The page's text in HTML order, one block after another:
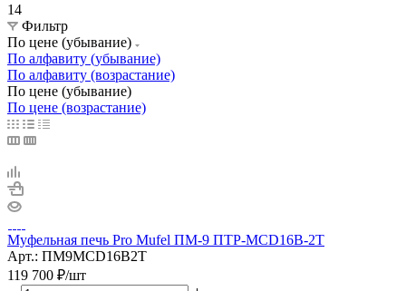
14
Фильтр
По цене (убывание)
По алфавиту (убывание)
По алфавиту (возрастание)
По цене (убывание)
По цене (возрастание)
Муфельная печь Pro Mufel ПМ-9 ПТР-MCD16B-2Т
Арт.: ПМ9MCD16B2Т
119 700 ₽/шт